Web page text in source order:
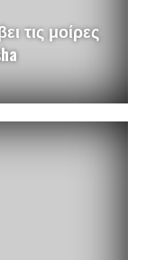
τις μοίρες